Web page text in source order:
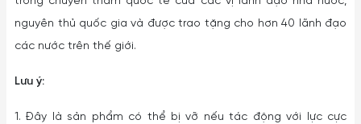
nguyên thủ quốc gia và được trao tặng cho hơn 40 lãnh đạo
các nước trên thế giới.
Lưu ý:
1. Đây là sản phẩm có thể bị vỡ nếu tác động với lực cực